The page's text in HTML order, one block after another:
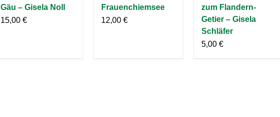
Gäu – Gisela Noll
15,00€
Frauenchiemsee
12,00 €
zum Flandern-
Getier – Gisela
Schläfer
5,00 €